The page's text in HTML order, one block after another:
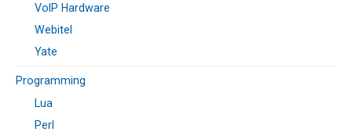
VoIP Hardware
Webitel
Yate
Programming
Lua
Perl